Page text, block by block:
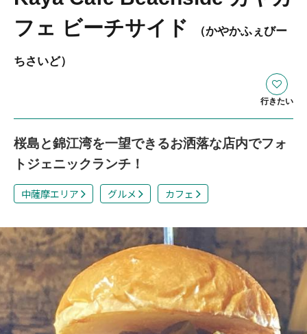
フェ ビーチサイド
（かやかふぇびー
ちさいど）
行きたい
桜島と錦江湾を一望できるお洒落な店内でフォ
トジェニックランチ！
中薩摩エリア グルメ カフェ